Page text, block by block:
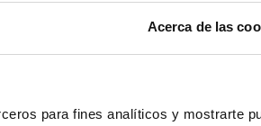
Acerca de las
para fines analíticos y mostrarte
Irrompible...